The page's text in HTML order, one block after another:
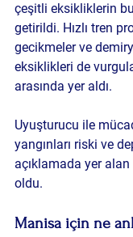
çeşitli eksikliklerin
getirildi. Hızlı tren
gecikmeler ve
eksiklikleri de
arasında yer aldı.
Uyuşturucu ile
yangınları riski ve
açıklamada yer
oldu.
Manisa için ne